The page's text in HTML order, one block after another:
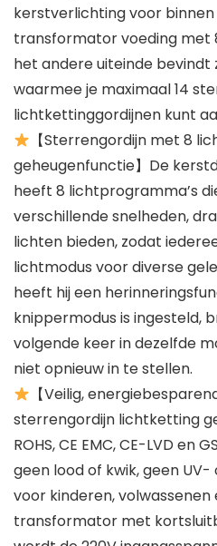
kerstverlichting voor
transformator voeding met
het andere uiteinde bevindt
waarmee je maximaal 14
lichtkettinggordijnen kunt
【Sterrengordijn met 8
geheugenfunctie】De
heeft 8 lichtprogramma’s
verschillende snelheden,
lichten bieden, zodat
lichtmodus voor diverse
heeft hij een
knippermodus is ingesteld,
volgende keer in dezelfde
niet opnieuw in te stellen.
【Veilig,
sterrengordijn lichtketting
ROHS, CE EMC, CE-LVD en
geen lood of kwik, geen UV-
voor kinderen, volwassenen
transformator met